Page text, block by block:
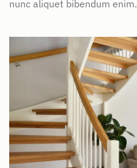
nunc aliquet bibendum enim.